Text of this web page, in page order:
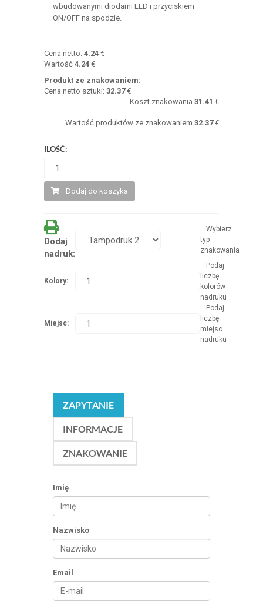
wbudowanymi diodami LED i przyciskiem
ON/OFF na spodzie.
Cena netto: 4.24€
Wartość 4.24€
Produkt ze znakowaniem:
Cena netto sztuki: 32.37€
Koszt znakowania31.41 €
Wartość produktów ze znakowaniem32.37€
ILOŚĆ:
Dodaj do koszyka
Dodaj
nadruk:
Wybierz
typ
znakowania
Kolory:
Podaj
liczbę
kolorów
nadruku
Miejsc:
Podaj
liczbę
miejsc
nadruku
ZAPYTANIE
INFORMACJE
ZNAKOWANIE
Imię
Nazwisko
Email